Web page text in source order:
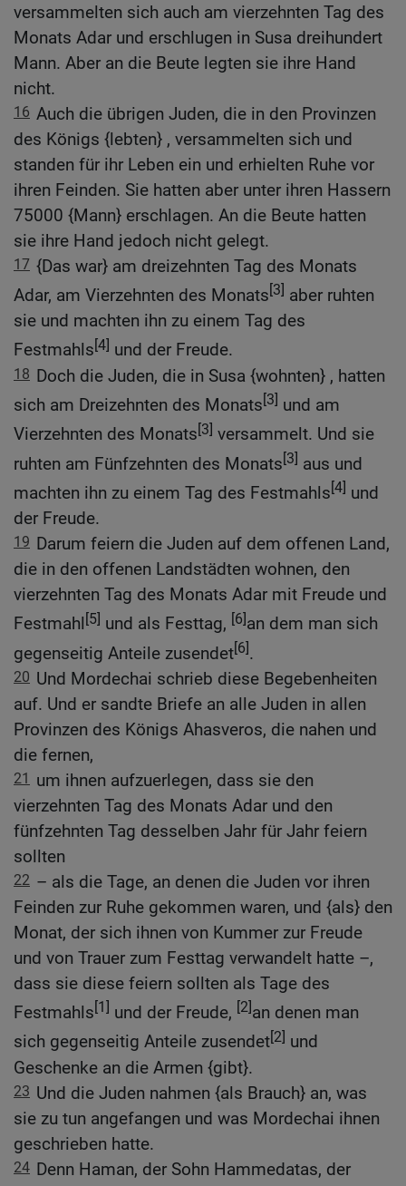
versammelten sich auch am vierzehnten Tag des
Monats Adar und erschlugen in Susa dreihundert
Mann. Aber an die Beute legten sie ihre Hand
nicht.
16 Auch die übrigen Juden, die in den Provinzen
des Königs {lebten} , versammelten sich und
standen für ihr Leben ein und erhielten Ruhe vor
ihren Feinden. Sie hatten aber unter ihren Hassern
75000 {Mann} erschlagen. An die Beute hatten
sie ihre Hand jedoch nicht gelegt.
17 {Das war} am dreizehnten Tag des Monats
Adar, am Vierzehnten des Monats[3] aber ruhten
sie und machten ihn zu einem Tag des
Festmahls[4] und der Freude.
18 Doch die Juden, die in Susa {wohnten} , hatten
sich am Dreizehnten des Monats[3] und am
Vierzehnten des Monats[3] versammelt. Und sie
ruhten am Fünfzehnten des Monats[3] aus und
machten ihn zu einem Tag des Festmahls[4] und
der Freude.
19 Darum feiern die Juden auf dem offenen Land,
die in den offenen Landstädten wohnen, den
vierzehnten Tag des Monats Adar mit Freude und
Festmahl [5] und als Festtag, [6]an dem man sich
gegenseitig Anteile zusendet[6].
20 Und Mordechai schrieb diese Begebenheiten
auf. Und er sandte Briefe an alle Juden in allen
Provinzen des Königs Ahasveros, die nahen und
die fernen,
21 um ihnen aufzuerlegen, dass sie den
vierzehnten Tag des Monats Adar und den
fünfzehnten Tag desselben Jahr für Jahr feiern
sollten
22 – als die Tage, an denen die Juden vor ihren
Feinden zur Ruhe gekommen waren, und {als} den
Monat, der sich ihnen von Kummer zur Freude
und von Trauer zum Festtag verwandelt hatte –,
dass sie diese feiern sollten als Tage des
Festmahls[1] und der Freude, [2]an denen man
sich gegenseitig Anteile zusendet[2] und
Geschenke an die Armen {gibt}.
23 Und die Juden nahmen {als Brauch} an, was
sie zu tun angefangen und was Mordechai ihnen
geschrieben hatte.
24 Denn Haman, der Sohn Hammedatas, der